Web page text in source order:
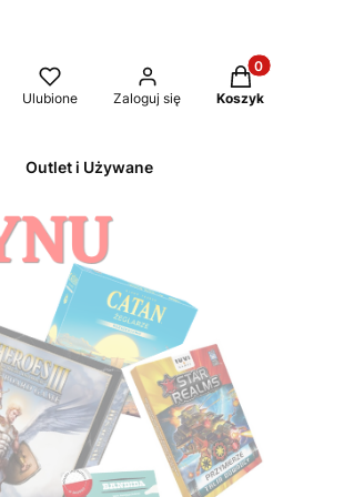
Ulubione Zaloguj się
Produkty w
Koszyk
Outlet i Używane